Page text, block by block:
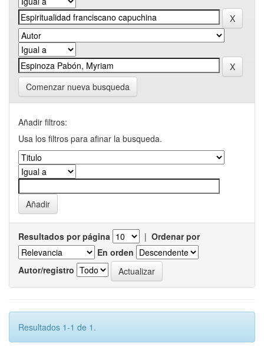
Comenzar nueva busqueda
Añadir filtros:
Usa los filtros para afinar la busqueda.
Resultados por página | Ordenar por
En orden
Autor/registro
Resultados 1-1 de 1.